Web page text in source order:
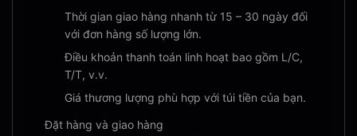
Thời gian giao hàng nhanh từ 15 – 30 ngày đối
với đơn hàng số lượng lớn.
Điều khoản thanh toán linh hoạt bao gồm L/C,
T/T, v.v.
Giá thương lượng phù hợp với túi tiền của bạn.
Đặt hàng và giao hàng